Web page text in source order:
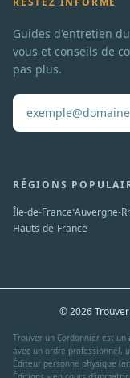
Guides d'entretien
vous et conseils de
pas plus.
RÉGIONS
Île-de-France·Auvergne-
Hauts-de-France
© 2026
Trouver un Cordonnier est un
avec un ordre professionnel,
Éditeur personne physique